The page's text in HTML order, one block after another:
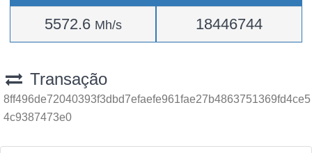
5572.6 Mh/s 18446744
Transação
8ff496de72040393f3dbd7efaefe961fae27b4863751369fd4ce5
4c9387473e0